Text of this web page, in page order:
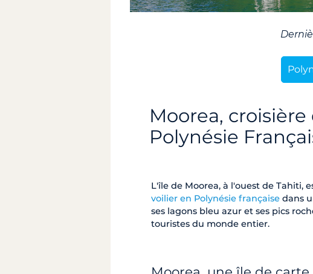
Moorea,
Polynésie
L'île de Moorea, à l'ouest de Tahiti,
voilier en Polynésie française dans
ses lagons bleu azur et ses pics
touristes du monde entier.